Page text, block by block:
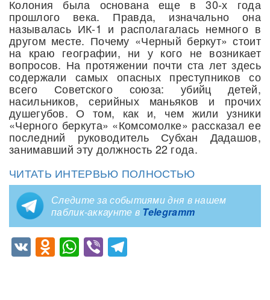
Колония была основана еще в 30-х года
прошлого века. Правда, изначально она
называлась ИК-1 и располагалась немного в
другом месте. Почему «Черный беркут» стоит
на краю географии, ни у кого не возникает
вопросов. На протяжении почти ста лет здесь
содержали самых опасных преступников со
всего Советского союза: убийц детей,
насильников, серийных маньяков и прочих
душегубов. О том, как и, чем жили узники
«Черного беркута» «Комсомолке» рассказал ее
последний руководитель Субхан Дадашов,
занимавший эту должность 22 года.
ЧИТАТЬ ИНТЕРВЬЮ ПОЛНОСТЬЮ
Следите за событиями дня в нашем
паблик-аккаунте в Telegramm
VKOdnoklassniki
WhatsApp
Viber